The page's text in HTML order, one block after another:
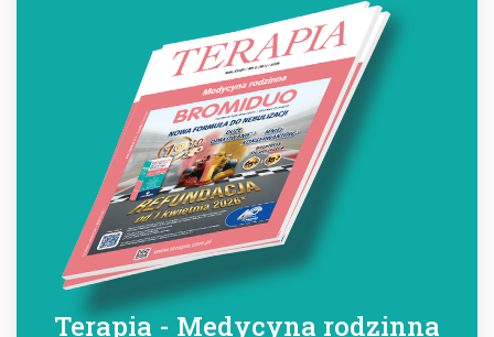
Terapia - Medycyna rodzinna